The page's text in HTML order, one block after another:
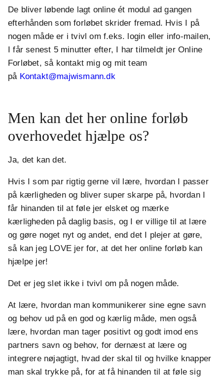
De bliver løbende lagt online ét modul ad gangen
efterhånden som forløbet skrider fremad. Hvis I på
nogen måde er i tvivl om f.eks. login eller info-mailen,
I får senest 5 minutter efter, I har tilmeldt jer Online
Forløbet, så kontakt mig og mit team
på Kontakt@majwismann.dk
Men kan det her online forløb
overhovedet hjælpe os?
Ja, det kan det.
Hvis I som par rigtig gerne vil lære, hvordan I passer
på kærligheden og bliver super skarpe på, hvordan I
får hinanden til at føle jer elsket og mærke
kærligheden på daglig basis, og I er villige til at lære
og gøre noget nyt og andet, end det I plejer at gøre,
så kan jeg LOVE jer for, at det her online forløb kan
hjælpe jer!
Det er jeg slet ikke i tvivl om på nogen måde.
At lære, hvordan man kommunikerer sine egne savn
og behov ud på en god og kærlig måde, men også
lære, hvordan man tager positivt og godt imod ens
partners savn og behov, for dernæst at lære og
integrere nøjagtigt, hvad der skal til og hvilke knapper
man skal trykke på, for at få hinanden til at føle sig